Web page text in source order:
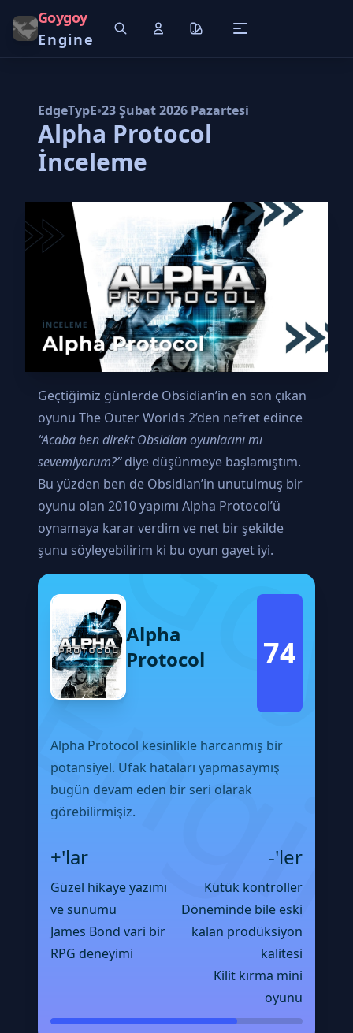
Goygoy
Engine
EdgeTypE•23 Şubat 2026 Pazartesi
Alpha Protocol
İnceleme
Geçtiğimiz günlerde Obsidian’in en son çıkan
oyunu The Outer Worlds 2’den nefret edince
“Acaba ben direkt Obsidian oyunlarını mı
sevemiyorum?”diye düşünmeye başlamıştım.
Bu yüzden ben de Obsidian’in unutulmuş bir
oyunu olan 2010 yapımı Alpha Protocol’ü
oynamaya karar verdim ve net bir şekilde
şunu söyleyebilirim ki bu oyun gayet iyi.
Alpha
Protocol
74
Alpha Protocol kesinlikle harcanmış bir
potansiyel. Ufak hataları yapmasaymış
bugün devam eden bir seri olarak
görebilirmişiz.
+'lar -'ler
Güzel hikaye yazımı
ve sunumu
James Bond vari bir
RPG deneyimi
Kütük kontroller
Döneminde bile eski
kalan prodüksiyon
kalitesi
Kilit kırma mini
oyunu